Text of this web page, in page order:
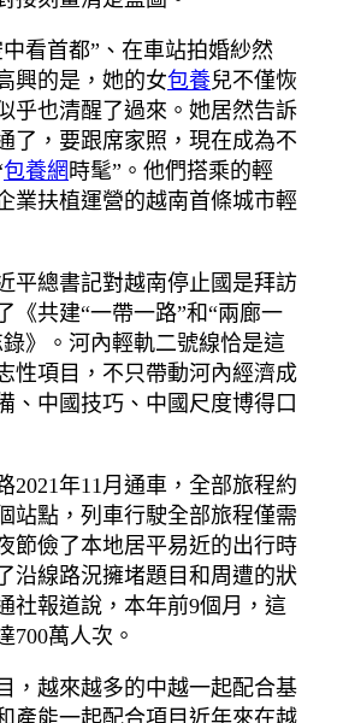
看首都”、在車站拍婚紗然
興的是，她的女包養兒不僅恢
乎也清醒了過來。她居然告訴
了，要跟席家照，現在成為不
包養網時髦”。他們搭乘的輕
業扶植運營的越南首條城市輕
平總書記對越南停止國是拜訪
《共建“一帶一路”和“兩廊一
》。河內輕軌二號線恰是這
性項目，不只帶動河內經濟成
、中國技巧、中國尺度博得口
2021年11月通車，全部旅程約
站點，列車行駛全部旅程僅需
節儉了本地居平易近的出行時
沿線路況擁堵題目和周遭的狀
社報道說，本年前9個月，這
700萬人次。
，越來越多的中越一起配合基